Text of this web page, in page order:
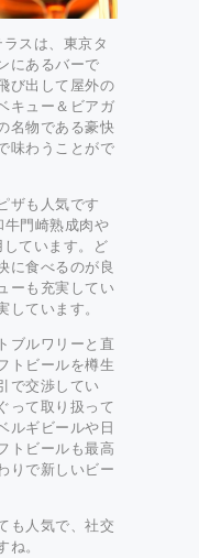
スは、東京タ
にあるバーで
び出して屋外の
キュー＆ビアガ
名物である豪快
味わうことがで
ザも人気です
牛門崎熟成肉や
ています。ど
に食べるのが良
ーも充実してい
ています。
ブルワリーと直
トビールを樽生
で交渉してい
って取り扱って
ルギビールや日
トビールも最高
りで新しいビー
も人気で、社交
。